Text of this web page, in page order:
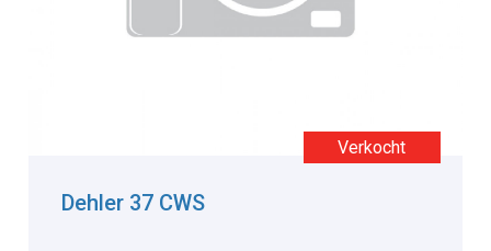
Dehler 37 CWS